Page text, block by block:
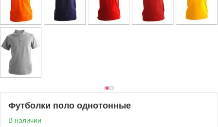
Футболки поло однотонные
В наличии